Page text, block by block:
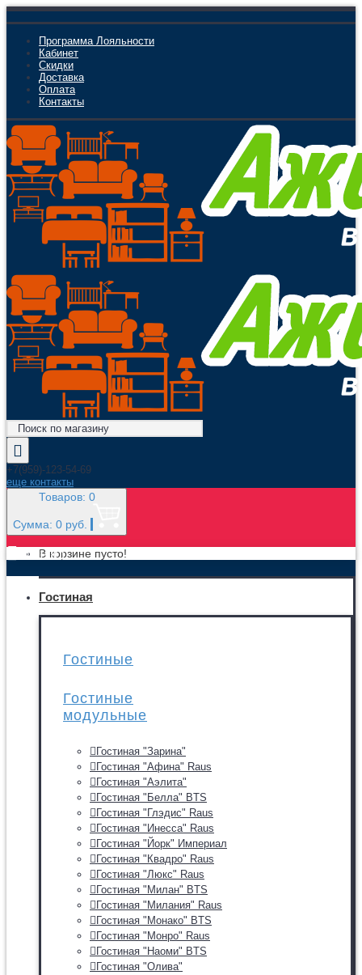
Программа Лояльности
Кабинет
Скидки
Доставка
Оплата
Контакты
+7(959)-123-54-69
еще контакты
Товаров: 0
Сумма: 0 руб.
В корзине пусто!
МЕНЮ
Гостиная
Гостиные
Гостиные
модульные
Гостиная "Зарина"
Гостиная "Афина" Raus
Гостиная "Аэлита"
Гостиная "Белла" BTS
Гостиная "Глэдис" Raus
Гостиная "Инесса" Raus
Гостиная "Йорк" Империал
Гостиная "Квадро" Raus
Гостиная "Люкс" Raus
Гостиная "Милан" BTS
Гостиная "Милания" Raus
Гостиная "Монако" BTS
Гостиная "Монро" Raus
Гостиная "Наоми" BTS
Гостиная "Олива"